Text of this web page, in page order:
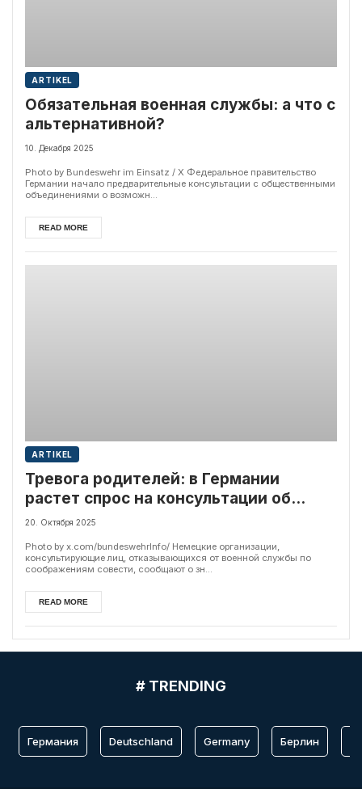
ARTIKEL
Обязательная военная службы: а что с
альтернативной?
10. Декабря 2025
Photo by Bundeswehr im Einsatz / X Федеральное правительство
Германии начало предварительные консультации с общественными
объединениями о возможн...
READ MORE
ARTIKEL
Тревога родителей: в Германии
растет спрос на консультации об
альтернативной службе
20. Октября 2025
Photo by x.com/bundeswehrInfo/ Немецкие организации,
консультирующие лиц, отказывающихся от военной службы по
соображениям совести, сообщают о зн...
READ MORE
# TRENDING
Германия Deutschland Germany Берлин